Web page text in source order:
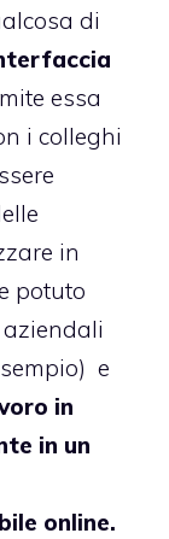
di
essa
i colleghi
in
potuto
e
in
in un
online.